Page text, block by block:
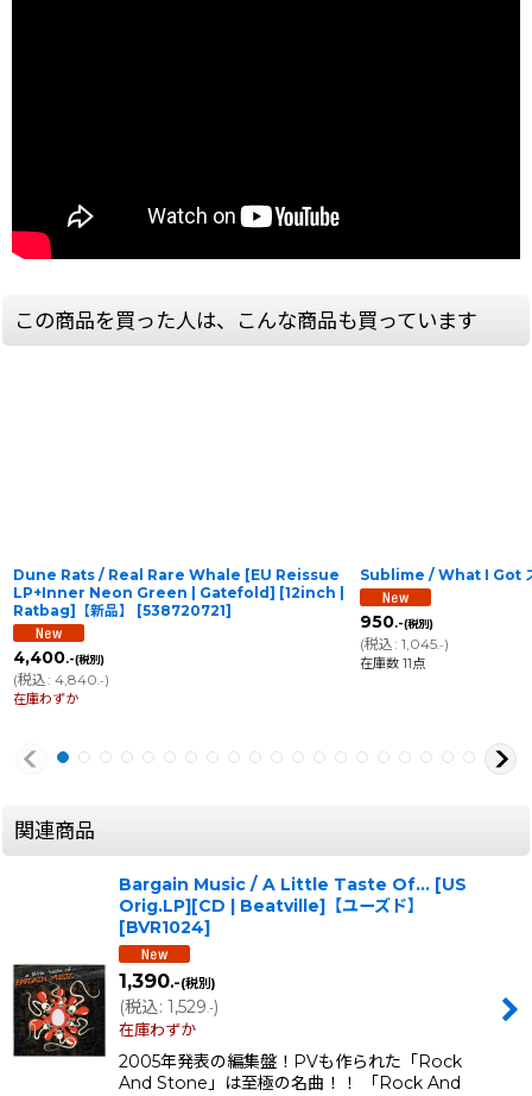
この商品を買った人は、こんな商品も買っています
Dune Rats / Real Rare Whale [EU Reissue
LP+Inner Neon Green | Gatefold] [12inch |
Ratbag]【新品】
[538720721]
4,400.-(税別)
(税込: 4,840 .-)
在庫わずか
Sublime / What I Got
950.-(税別)
(税込: 1,045.-)
在庫数 11点
関連商品
Bargain Music / A Little Taste Of... [US
Orig.LP][CD | Beatville]【ユーズド】
[BVR1024]
1,390.-(税別)
(税込: 1,529.-)
在庫わずか
2005年発表の編集盤！PVも作られた「Rock
And Stone」は至極の名曲！！ 「Rock And